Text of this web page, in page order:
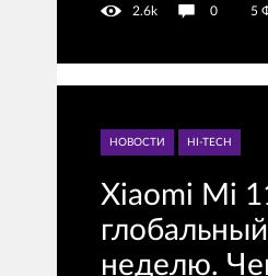
2.6k 0 5
НОВОСТИ HI-TECH
Xiaomi Mi
неделю.